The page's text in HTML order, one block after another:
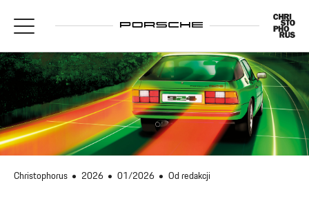
Christophorus 2026 01/2026 Od redakcji